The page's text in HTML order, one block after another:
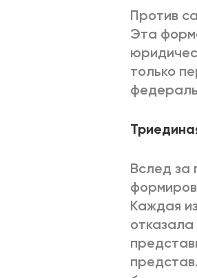
Против
Эта
только
Вслед за
Каждая